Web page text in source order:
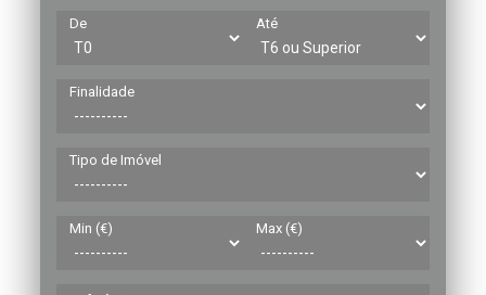
De Até
Finalidade
Tipo de Imóvel
Min (€) Max (€)